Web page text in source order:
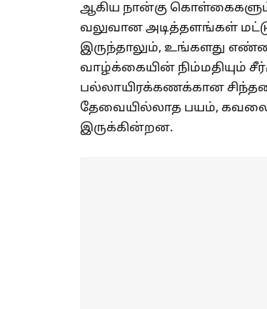
ஆகிய நான்கு
வலுவான அடித்தளங்கள்
இருந்தாலும், உங்களது
வாழ்க்கையின் நிம்மதியும்
பல்லாயிரக்கணக்கான
தேவையில்லாத பயம்,
இருக்கின்றன.